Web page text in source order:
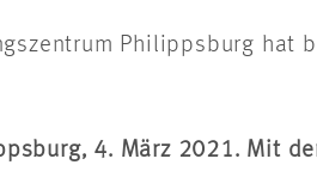
Philippsburg hat
4. März 2021. Mit